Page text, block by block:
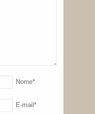
Nome*
E-mail *